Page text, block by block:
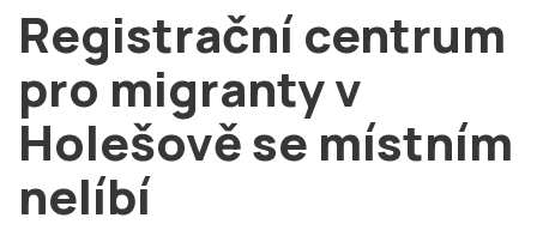
# Brno
# volby
login PŘIHLÁSIT SE
Zapomněli jste heslo?
Registrační centrum
pro migranty v
Holešově se místním
nelíbí